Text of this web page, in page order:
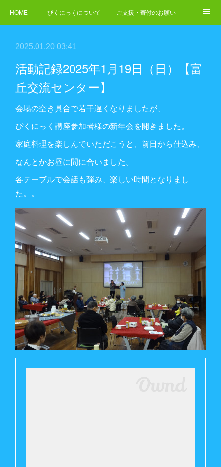
HOME ぴくにっくについて ご支援・寄付のお願い
2025.01.20 03:41
活動記録2025年1月19日（日）【富
丘交流センター】
会場の空き具合で若干遅くなりましたが、
ぴくにっく講座参加者様の新年会を開きました。
家庭料理を楽しんでいただこうと、前日から仕込み、
なんとかお昼に間に合いました。
各テーブルで会話も弾み、楽しい時間となりまし
た。。